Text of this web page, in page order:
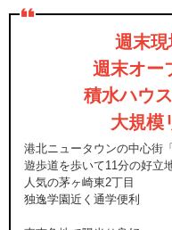
週末現
週末オー
積水ハウ
大規模
港北ニュータウンの中心街
遊歩道を歩いて11分の好立
人気の茅ヶ崎東2丁目
独逸学園近く通学便利